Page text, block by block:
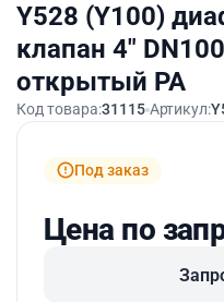
Y528 (Y100)
клапан 4″
открытый PA
Код товара:31115 Артикул:
Под заказ
Цена по